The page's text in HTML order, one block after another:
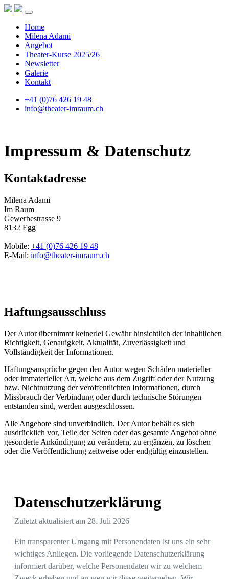
Home
Milena Adami
Angebot
Theater-Kurse 2025/26
Newsletter
Galerie
Kontakt
+41 (0)76 426 19 48
info@theater-imraum.ch
Impressum & Datenschutz
Kontaktadresse
Milena Adami
Im Raum
Gewerbestrasse 9
8132 Egg
Mobile: +41 (0)76 426 19 48
E-Mail: info@theater-imraum.ch
Haftungsausschluss
Der Autor übernimmt keinerlei Gewähr hinsichtlich der inhaltlichen
Richtigkeit, Genauigkeit, Aktualität, Zuverlässigkeit und
Vollständigkeit der Informationen.
Haftungsansprüche gegen den Autor wegen Schäden materieller
oder immaterieller Art, welche aus dem Zugriff oder der Nutzung
bzw. Nichtnutzung der veröffentlichten Informationen, durch
Missbrauch der Verbindung oder durch technische Störungen
entstanden sind, werden ausgeschlossen.
Alle Angebote sind unverbindlich. Der Autor behält es sich
ausdrücklich vor, Teile der Seiten oder das gesamte Angebot ohne
gesonderte Ankündigung zu verändern, zu ergänzen, zu löschen
oder die Veröffentlichung zeitweise oder endgültig einzustellen.
Datenschutzerklärung
Zuletzt aktualisiert am 28. Juli 2026
Ein transparenter Umgang mit Personendaten ist uns ein sehr
wichtiges Anliegen. Die vorliegende Datenschutzerklärung
informiert darüber, welche Personendaten wir zu welchem